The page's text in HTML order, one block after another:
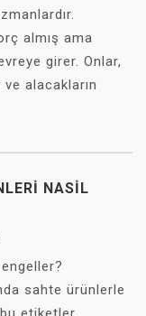
almış ama
girer. Onlar,
alacakların
NASIL
sahte ürünlerle